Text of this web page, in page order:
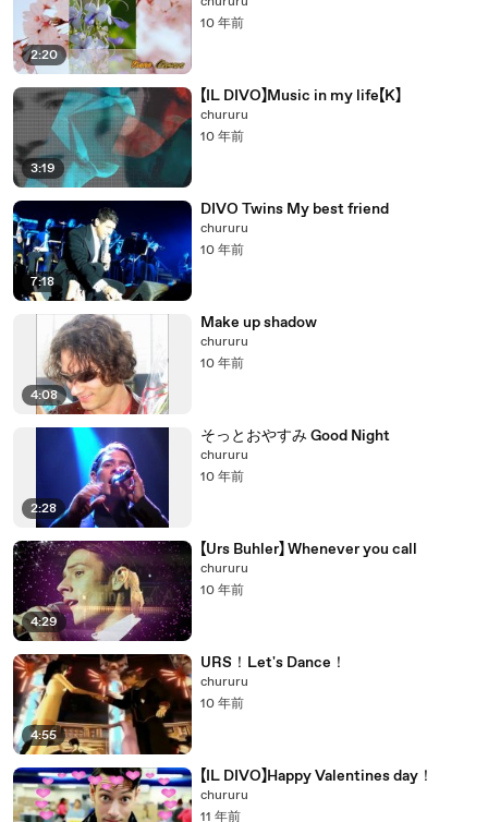
2:20
10 年前
3:19
【IL DIVO】Music in my life【K】
chururu
10 年前
7:18
DIVO Twins My best friend
chururu
10 年前
4:08
Make up shadow
chururu
10 年前
2:28
そっとおやすみ Good Night
chururu
10 年前
4:29
【Urs Buhler】 Whenever you call
chururu
10 年前
4:55
URS！Let's Dance！
chururu
10 年前
【IL DIVO】Happy Valentines day！
chururu
11 年前